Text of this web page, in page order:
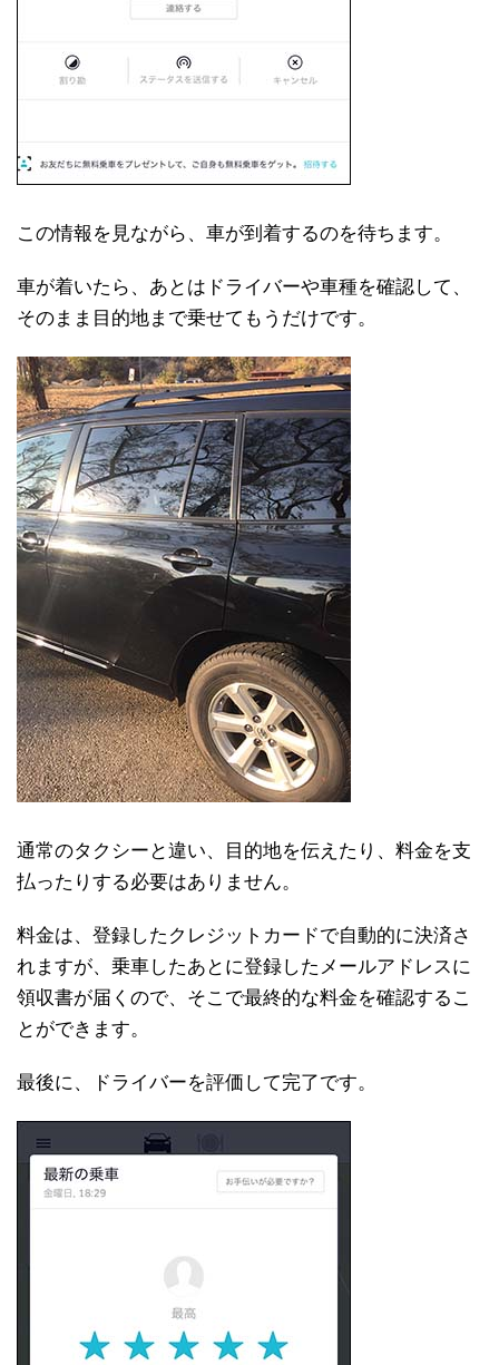
この情報を見ながら、車が到着するのを待ちます。
車が着いたら、あとはドライバーや車種を確認して、
そのまま目的地まで乗せてもうだけです。
通常のタクシーと違い、目的地を伝えたり、料金を支
払ったりする必要はありません。
料金は、登録したクレジットカードで自動的に決済さ
れますが、乗車したあとに登録したメールアドレスに
領収書が届くので、そこで最終的な料金を確認するこ
とができます。
最後に、ドライバーを評価して完了です。